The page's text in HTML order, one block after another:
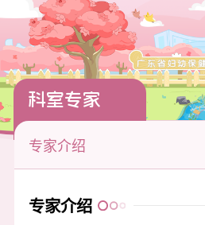
专家介绍
科室专家
专家介绍